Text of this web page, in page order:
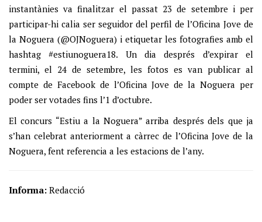
instantànies va finalitzar el passat 23 de setembre i per
participar-hi calia ser seguidor del perfil de l’Oficina Jove de
la Noguera (@OJNoguera) i etiquetar les fotografies amb el
hashtag #estiunoguera18. Un dia després d’expirar el
termini, el 24 de setembre, les fotos es van publicar al
compte de Facebook de l’Oficina Jove de la Noguera per
poder ser votades fins l’1 d’octubre.
El concurs “Estiu a la Noguera” arriba després dels que ja
s’han celebrat anteriorment a càrrec de l’Oficina Jove de la
Noguera, fent referencia a les estacions de l’any.
Informa: Redacció